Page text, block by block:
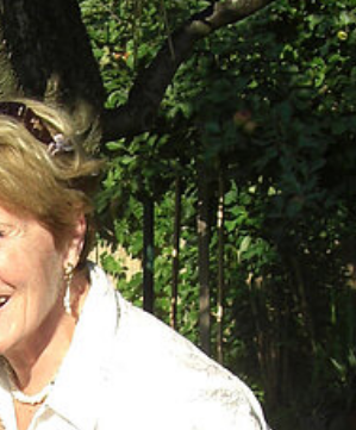
20 JAHRE TIERRETTUNG
FAQ
AUFGABEN
FAHRZEUGFLOTTE
ENTSTEHUNGSGESCHICHTE
EINBLICKE IN UNSERE ARBEIT
SATZUNG
GÄSTEBUCH
MITGLIEDSCHAFT